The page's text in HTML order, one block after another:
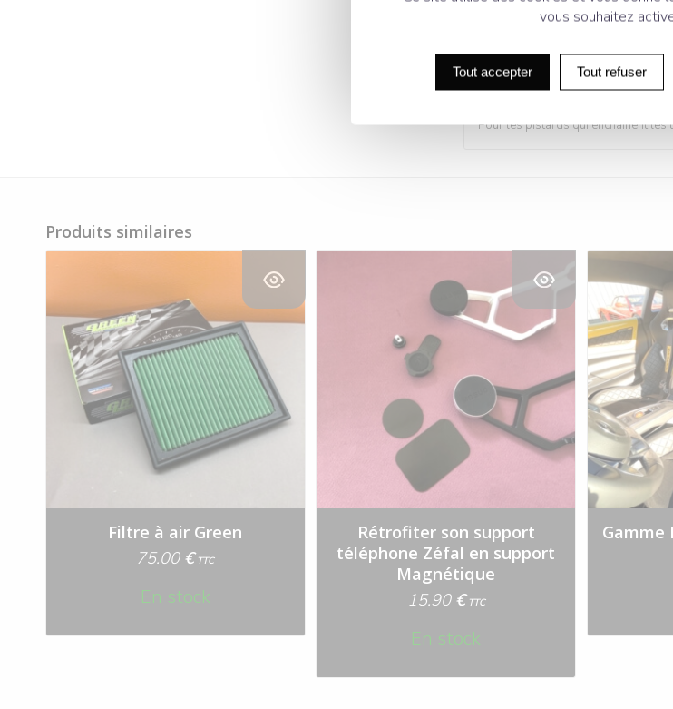
Les grilles sont en inox peint en
récupère lorsque que vous roulez,
Elles sont pré-découpées au format
Pour les pistards qui enchaînent les
Produits similaires
Filtre à air Green
75.00 € TTC
En stock
Rétrofiter son support
téléphone Zéfal en support
Magnétique
15.90 € TTC
En stock
Gamme
vous souhaitez
Tout accepter Tout refuser